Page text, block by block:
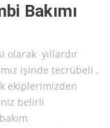
Bakımı
olarak yıllardır
işinde tecrübeli ,
ekiplerimizden
belirli